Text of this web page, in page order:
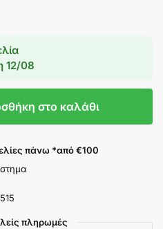
12/08
στο καλάθι
πάνω *από €100
πληρωμές